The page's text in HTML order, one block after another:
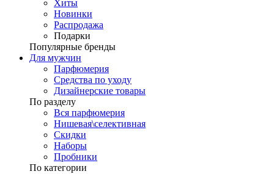
Хиты
Новинки
Распродажа
Подарки
Популярные бренды
Для мужчин
Парфюмерия
Средства по уходу
Дизайнерские товары
По разделу
Вся парфюмерия
Нишевая\селективная
Скидки
Наборы
Пробники
По категории